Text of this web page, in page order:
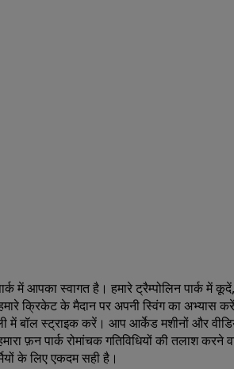
में आपका स्वागत है। हमारे ट्रैम्पोलिन पार्क में कूदें,
क्रिकेट के मैदान पर अपनी स्विंग का अभ्यास
में बॉल स्ट्राइक करें। आप आर्केड मशीनों और
फ़न पार्क रोमांचक गतिविधियों की तलाश करने
के लिए एकदम सही है।